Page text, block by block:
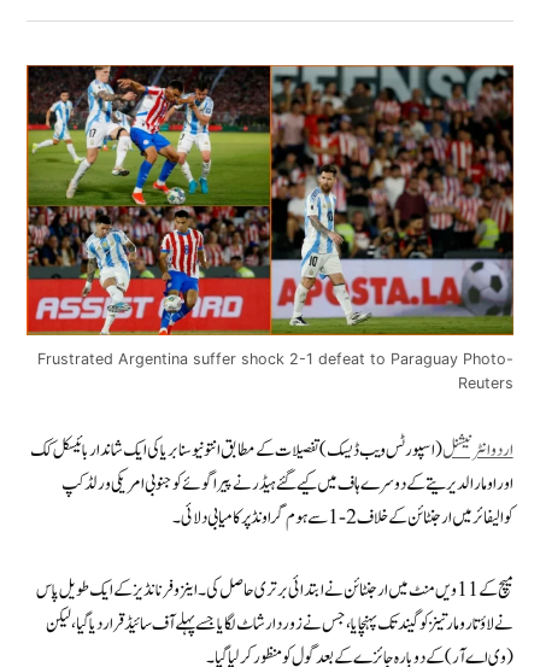
Frustrated Argentina suffer shock 2-1 defeat to Paraguay Photo-
Reuters
اردو انٹرنیشنل(اسپورٹس ویب ڈیسک) تفصیلات کے مطابق انتونیو سنابریا کی ایک شاندار بائیسکل کک
اور اومار الدیریتے کے دوسرے ہاف میں کیے گئے ہیڈر نے پیراگوئے کو جنوبی امریکی ورلڈ کپ
کوالیفائر میں ارجنٹائن کے خلاف 2-1 سے ہوم گراونڈ پر کامیابی دلائی۔
میچ کے 11ویں منٹ میں ارجنٹائن نے ابتدائی برتری حاصل کی۔ اینزو فرنانڈیز کے ایک طویل پاس
نے لاؤتارو مارتینز کو گیند تک پہنچایا، جس نے زور دار شاٹ لگایا جسے پہلے آف سائیڈ قرار دیا گیا، لیکن
(وی اے آر) کے دوبارہ جائزے کے بعد گول کو منظور کر لیا گیا۔